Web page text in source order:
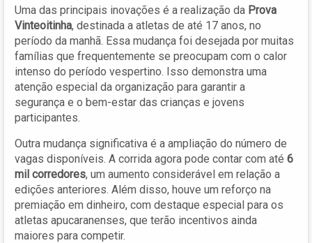
Uma das principais inovações é a realização da Prova
Vinteoitinha, destinada a atletas de até 17 anos, no
período da manhã. Essa mudança foi desejada por muitas
famílias que frequentemente se preocupam com o calor
intenso do período vespertino. Isso demonstra uma
atenção especial da organização para garantir a
segurança e o bem-estar das crianças e jovens
participantes.
Outra mudança significativa é a ampliação do número de
vagas disponíveis. A corrida agora pode contar com até 6
mil corredores, um aumento considerável em relação a
edições anteriores. Além disso, houve um reforço na
premiação em dinheiro, com destaque especial para os
atletas apucaranenses, que terão incentivos ainda
maiores para competir.